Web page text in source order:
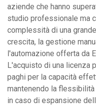
aziende che hanno
studio professionale ma
complessità di una
crescita, la gestione
l'automazione offerta da
L'acquisto di una licenza
paghi per la capacità
mantenendo la
in caso di espansione